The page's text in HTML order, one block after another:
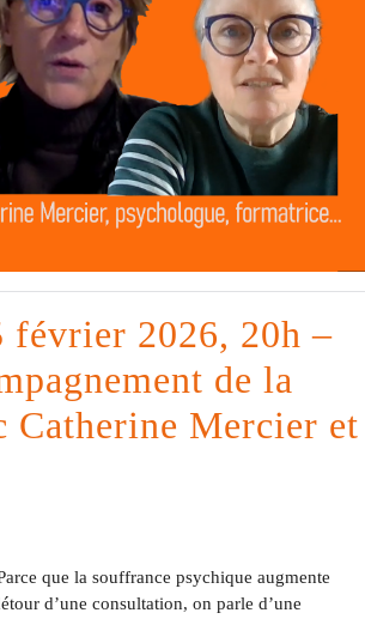
février 2026, 20h –
de la
Catherine Mercier et
que la souffrance psychique augmente
d’une consultation, on parle d’une